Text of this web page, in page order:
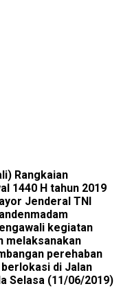
Rangkaian
1440 H tahun 2019
Jenderal TNI
kegiatan
melaksanakan
perehaban
di Jalan
Selasa (11/06/2019)